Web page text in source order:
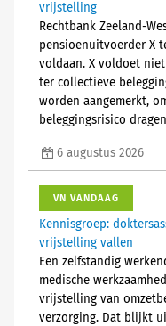
vrijstelling
Rechtbank Zeeland-
pensioenuitvoerder X
voldaan. X voldoet
ter collectieve
worden aangemerkt,
beleggingsrisico
6 augustus 2026
VN VANDAAG
Kennisgroep:
vrijstelling vallen
Een zelfstandig
medische
vrijstelling van
verzorging. Dat blijkt